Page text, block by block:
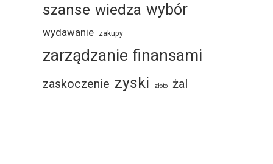
szanse wiedza wybór
wydawanie zakupy
zarządzanie finansami
zaskoczenie zyski złoto żal